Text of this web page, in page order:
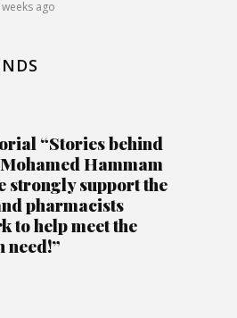
ago
“Stories behind
Hammam
strongly support the
pharmacists
to help meet the
need!”